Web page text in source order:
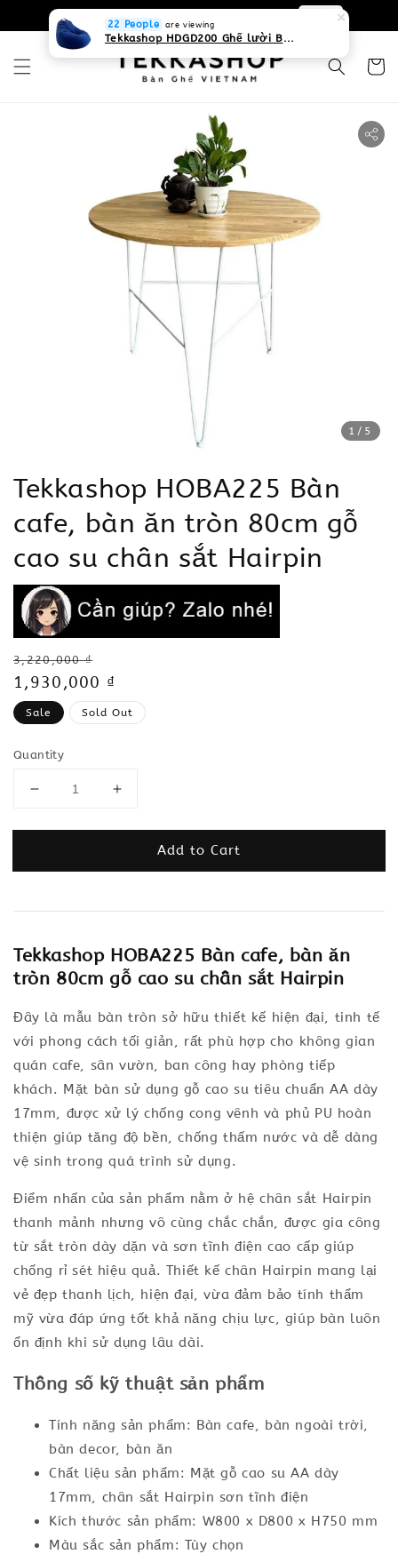
0931268840 Liên hệ với chúng tôi
1 /5
Tekkashop HOBA225 Bàn
cafe, bàn ăn tròn 80cm gỗ
cao su chân sắt Hairpin
Regular
price
3,220,000 ₫
Sale
price
1,930,000 ₫
Sale Sold Out
Quantity
Add to Cart
Tekkashop HOBA225 Bàn cafe, bàn ăn
tròn 80cm gỗ cao su chân sắt Hairpin
Đây là mẫu bàn tròn sở hữu thiết kế hiện đại, tinh tế
với phong cách tối giản, rất phù hợp cho không gian
quán cafe, sân vườn, ban công hay phòng tiếp
khách. Mặt bàn sử dụng gỗ cao su tiêu chuẩn AA dày
17mm, được xử lý chống cong vênh và phủ PU hoàn
thiện giúp tăng độ bền, chống thấm nước và dễ dàng
vệ sinh trong quá trình sử dụng.
Điểm nhấn của sản phẩm nằm ở hệ chân sắt Hairpin
thanh mảnh nhưng vô cùng chắc chắn, được gia công
từ sắt tròn dày dặn và sơn tĩnh điện cao cấp giúp
chống rỉ sét hiệu quả. Thiết kế chân Hairpin mang lại
vẻ đẹp thanh lịch, hiện đại, vừa đảm bảo tính thẩm
mỹ vừa đáp ứng tốt khả năng chịu lực, giúp bàn luôn
ổn định khi sử dụng lâu dài.
Thông số kỹ thuật sản phẩm
Tính năng sản phẩm: Bàn cafe, bàn ngoài trời,
bàn decor, bàn ăn
Chất liệu sản phẩm: Mặt gỗ cao su AA dày
17mm, chân sắt Hairpin sơn tĩnh điện
Kích thước sản phẩm: W800 x D800 x H750 mm
Màu sắc sản phẩm: Tùy chọn
22 People are viewing
Tekkashop HDGD200 Ghế lười Beanbag form truyền thống, chất liệu Olefin canvas kháng nước, màu xanh biển, có thể sử dụng trong nhà và cả ngoài trời, có quai xách